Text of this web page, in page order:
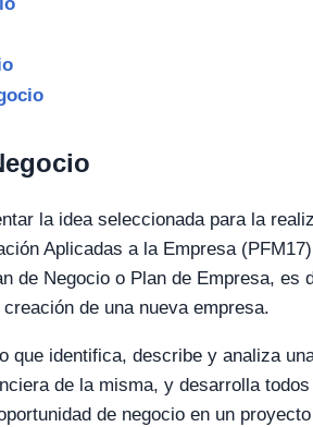
la idea seleccionada para la
Aplicadas a la Empresa
de Negocio o Plan de Empresa, es
de una nueva empresa.
que identifica, describe y analiza
de la misma, y desarrolla
de negocio en un